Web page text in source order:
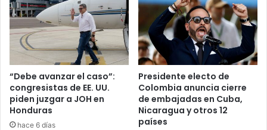
Demanda Esposo Gato India
Indua
“Debe avanzar el caso”:
congresistas de EE. UU.
piden juzgar a JOH en
Honduras
hace 6 días
Presidente electo de
Colombia anuncia cierre
de embajadas en Cuba,
Nicaragua y otros 12
países